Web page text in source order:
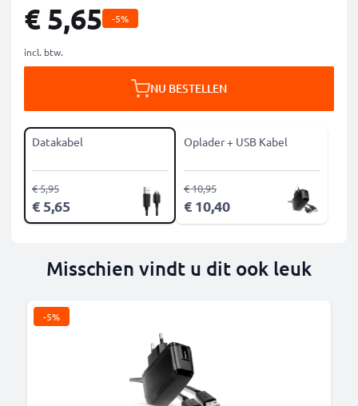
€ 5,65 -5%
incl. btw.
NU BESTELLEN
Datakabel
€ 5,65
€ 5,95
Oplader + USB Kabel
€ 10,40
€ 10,95
Misschien vindt u dit ook leuk
-5%